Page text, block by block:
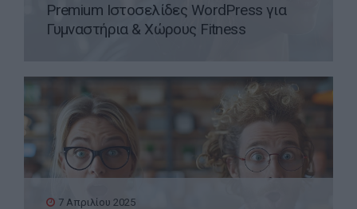
Premium Ιστοσελίδες WordPress για
Γυμναστήρια & Χώρους Fitness
7 Απριλίου 2025